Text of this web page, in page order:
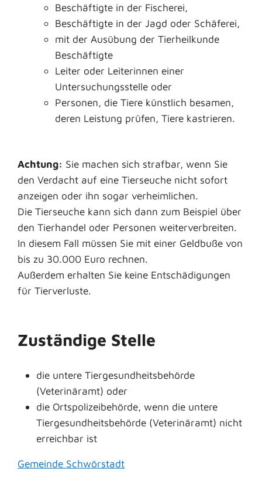
Beschäftigte in der Fischerei,
Beschäftigte in der Jagd oder Schäferei,
mit der Ausübung der Tierheilkunde
Beschäftigte
Leiter oder Leiterinnen einer
Untersuchungsstelle oder
Personen, die Tiere künstlich besamen,
deren Leistung prüfen, Tiere kastrieren.
Achtung: Sie machen sich strafbar, wenn Sie
den Verdacht auf eine Tierseuche nicht sofort
anzeigen oder ihn sogar verheimlichen.
Die Tierseuche kann sich dann zum Beispiel über
den Tierhandel oder Personen weiterverbreiten.
In diesem Fall müssen Sie mit einer Geldbuße von
bis zu 30.000 Euro rechnen.
Außerdem erhalten Sie keine Entschädigungen
für Tierverluste.
Zuständige Stelle
die untere Tiergesundheitsbehörde
(Veterinäramt) oder
die Ortspolizeibehörde, wenn die untere
Tiergesundheitsbehörde (Veterinäramt) nicht
erreichbar ist
Gemeinde Schwörstadt